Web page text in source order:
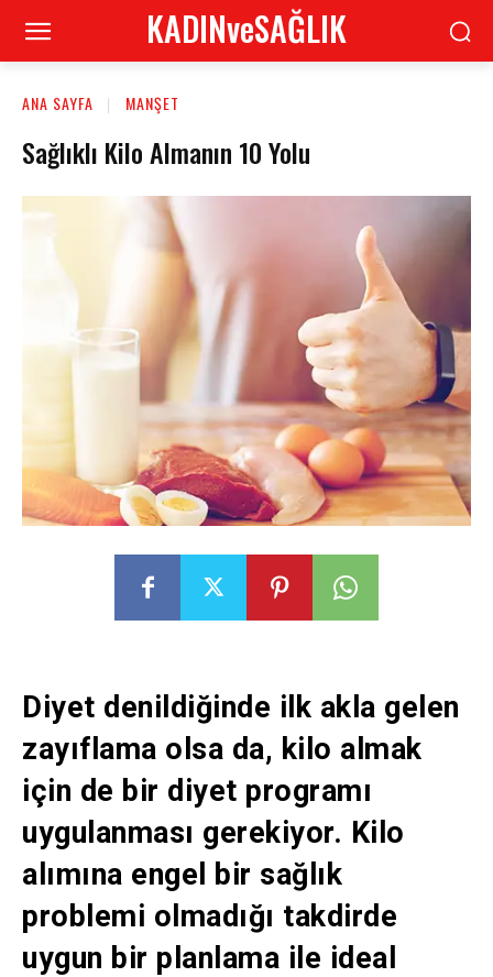
KADINveSAĞLIK
ANA SAYFA MANŞET
Sağlıklı Kilo Almanın 10 Yolu
Diyet denildiğinde ilk akla gelen
zayıflama olsa da, kilo almak
için de bir diyet programı
uygulanması gerekiyor. Kilo
alımına engel bir sağlık
problemi olmadığı takdirde
uygun bir planlama ile ideal